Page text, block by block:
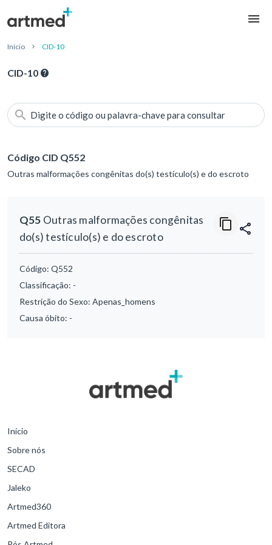
Início CID-10
CID-10
Digite o código ou palavra-chave para consultar
Código CID Q552
Outras malformações congênitas do(s) testículo(s) e do escroto
Q55 Outras malformações congênitas
do(s) testículo(s) e do escroto
Código: Q552
Classificação: -
Restrição do Sexo: Apenas_homens
Causa óbito: -
Início
Sobre nós
SECAD
Jaleko
Artmed360
Artmed Editora